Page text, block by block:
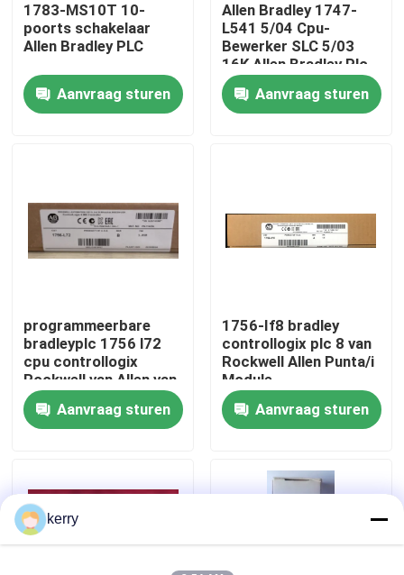
Thuis
Producten
Over ons
Kwaliteitscontrole
Neem contact met ons op
Vraag een offerte
1783-MS10T 10-
poorts schakelaar
Allen Bradley PLC
Aanvraag sturen
Allen Bradley 1747-
L541 5/04 Cpu-
Bewerker SLC 5/03
16K Allen Bradley Plc
Controller
Aanvraag sturen
programmeerbare
bradleyplc 1756 l72
cpu controllogix
Rockwell van Allen van
het
logicacontrolemechanisme
automatisering
Aanvraag sturen
1756-If8 bradley
controllogix plc 8 van
Rockwell Allen Punta/i
Module
Aanvraag sturen
kerry